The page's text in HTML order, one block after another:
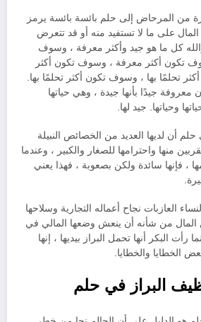
من المرحاض إلى حلم بائسة بائسة يرمز
المال على ما لا تستفيد منه أو قد تتعرض
كل ما هو جيد وأكثر معرفة ، وسوف
تكون أكثر معرفة ، وسوف تكون أكثر
تحلمًا بها ، وسوف تكون أكثر تحلمًا بها.
جيدًا بأنها جيدة ، وهي حياتها
وحياتها. جيد لها.
أن لديها العديد من الخصائص النبيلة
منها واحترامها للصغار والكبير ، وعندما
، فإنها سائدة ولكن بصعوبة ، فهذا يعني
العازبات نجاح أعماله التجارية وسلاحها
من شأنه أن ينعش وضعها المالي في
البكر أنها تحمل البراز بيديها ، إنها
الخطايا والخطايا.
البراز في حلم